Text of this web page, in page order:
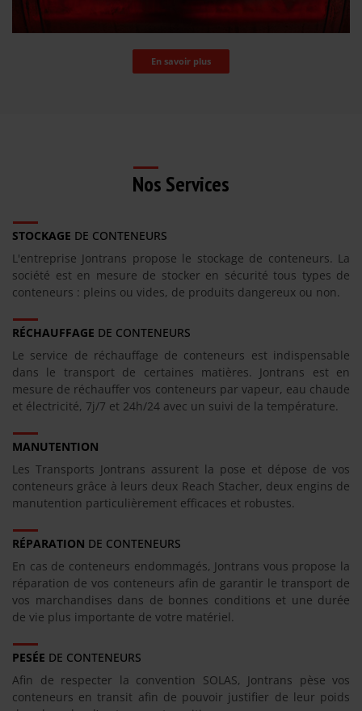
En savoir plus
Nos Services
STOCKAGE DE CONTENEURS
L'entreprise Jontrans propose le stockage de conteneurs. La
société est en mesure de stocker en sécurité tous types de
conteneurs : pleins ou vides, de produits dangereux ou non.
RÉCHAUFFAGE DE CONTENEURS
Le service de réchauffage de conteneurs est indispensable
dans le transport de certaines matières. Jontrans est en
mesure de réchauffer vos conteneurs par vapeur, eau chaude
et électricité, 7j/7 et 24h/24 avec un suivi de la température.
MANUTENTION
Les Transports Jontrans assurent la pose et dépose de vos
conteneurs grâce à leurs deux Reach Stacher, deux engins de
manutention particulièrement efficaces et robustes.
RÉPARATION DE CONTENEURS
En cas de conteneurs endommagés, Jontrans vous propose la
réparation de vos conteneurs afin de garantir le transport de
vos marchandises dans de bonnes conditions et une durée
de vie plus importante de votre matériel.
PESÉE DE CONTENEURS
Afin de respecter la convention SOLAS, Jontrans pèse vos
conteneurs en transit afin de pouvoir justifier de leur poids